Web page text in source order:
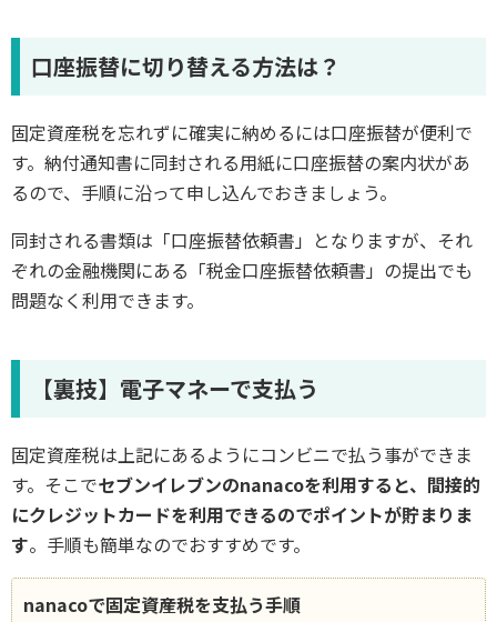
口座振替に切り替える方法は？
固定資産税を忘れずに確実に納めるには口座振替が便利で
す。納付通知書に同封される用紙に口座振替の案内状があ
るので、手順に沿って申し込んでおきましょう。
同封される書類は「口座振替依頼書」となりますが、それ
ぞれの金融機関にある「税金口座振替依頼書」の提出でも
問題なく利用できます。
【裏技】電子マネーで支払う
固定資産税は上記にあるようにコンビニで払う事ができま
す。そこでセブンイレブンのnanacoを利用すると、間接的
にクレジットカードを利用できるのでポイントが貯まりま
す。手順も簡単なのでおすすめです。
nanacoで固定資産税を支払う手順